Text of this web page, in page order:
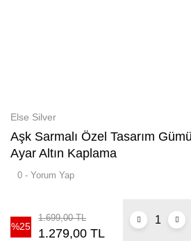
Else Silver
Aşk Sarmalı Özel Tasarım
Ayar Altın Kaplama
0 - Yorum Yap
%25
1.699,00 TL
1.279,00 TL